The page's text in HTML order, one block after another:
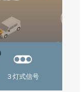
３灯式信号